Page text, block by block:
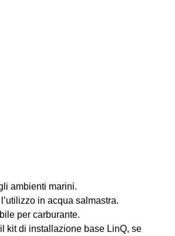
ambienti marini.
in acqua salmastra.
per carburante.
kit di installazione base LinQ, se